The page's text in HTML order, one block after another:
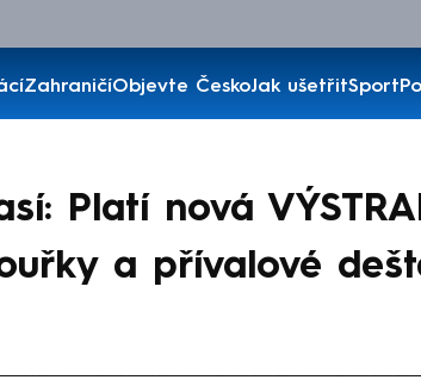
ZahraničíObjevte ČeskoJak ušetřitSport
Platí nová
a přívalové